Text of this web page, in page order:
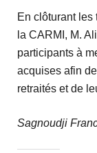
En clôturant
la CARMI, M.
participants à
acquises afin
retraités et de
Sagnoudji